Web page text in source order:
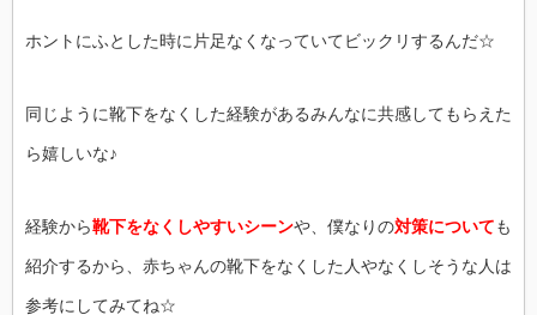
ホントにふとした時に片足なくなっていてビックリするんだ☆
同じように靴下をなくした経験があるみんなに共感してもらえた
ら嬉しいな♪
経験から靴下をなくしやすいシーンや、僕なりの対策についても
紹介するから、赤ちゃんの靴下をなくした人やなくしそうな人は
参考にしてみてね☆